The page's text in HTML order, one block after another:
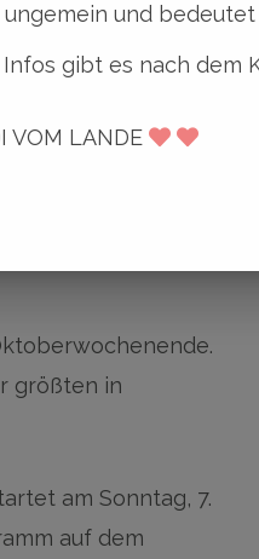
Live-
größten in
am Sonntag, 7.
auf dem
und bedeutet
gibt es nach dem
VOM LANDE